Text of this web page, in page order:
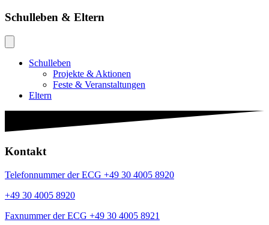
Schulleben & Eltern
Schulleben
Projekte & Aktionen
Feste & Veranstaltungen
Eltern
Kontakt
Telefonnummer der ECG +49 30 4005 8920
+49 30 4005 8920
Faxnummer der ECG +49 30 4005 8921